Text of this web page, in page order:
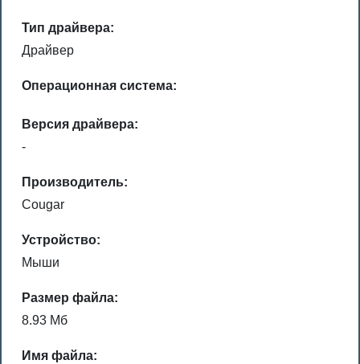
Тип драйвера:
Драйвер
Операционная система:
Версия драйвера:
-
Производитель:
Cougar
Устройство:
Мыши
Размер файла:
8.93 Мб
Имя файла: